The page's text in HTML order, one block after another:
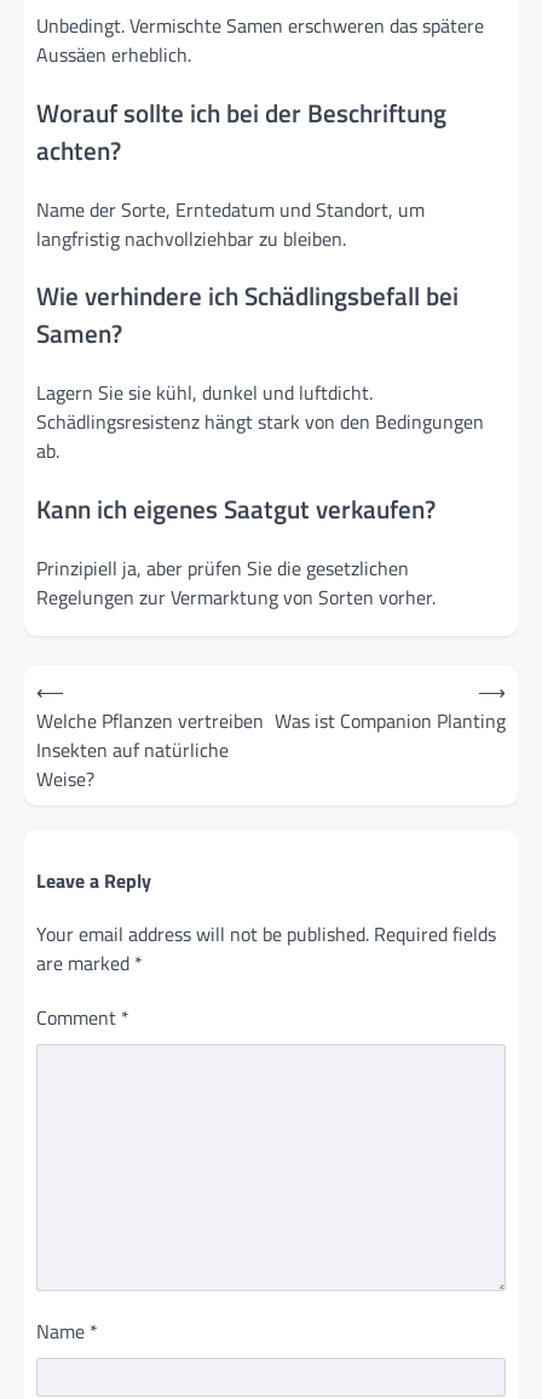
Unbedingt. Vermischte Samen erschweren das spätere
Aussäen erheblich.
Worauf sollte ich bei der Beschriftung
achten?
Name der Sorte, Erntedatum und Standort, um
langfristig nachvollziehbar zu bleiben.
Wie verhindere ich Schädlingsbefall bei
Samen?
Lagern Sie sie kühl, dunkel und luftdicht.
Schädlingsresistenz hängt stark von den Bedingungen
ab.
Kann ich eigenes Saatgut verkaufen?
Prinzipiell ja, aber prüfen Sie die gesetzlichen
Regelungen zur Vermarktung von Sorten vorher.
Post
navigation
⟵
Welche Pflanzen vertreiben
Insekten auf natürliche
Weise?
Was ist Companion Planting
⟶
Leave a Reply
Your email address will not be published. Required fields
are marked *
Comment *
Name *